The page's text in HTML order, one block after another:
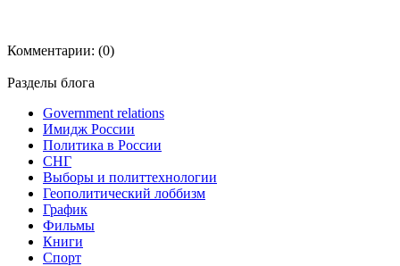
Комментарии: (0)
Разделы блога
Government relations
Имидж России
Политика в России
СНГ
Выборы и политтехнологии
Геополитический лоббизм
График
Фильмы
Книги
Спорт